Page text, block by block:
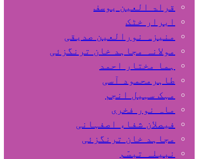
قراۃ العین یوسف
ابرار خٹک
منیزہ نورالعین صدیقی
مولانہ مجاہد خان ترنگزئی
ہما مختار احمد
طاہرمحمود آسی
مہک سہیل انجم
ماہ نور فخری
فیصلان شفاء اصفہانی
مجاہد خان ترنگزئی
نبیلہ تبسّم